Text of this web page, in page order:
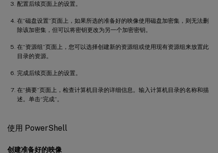
配置后续页面上的设置。
在“磁盘设置”页面上，如果所选的准备好的映像使用磁盘加密集，则无法删
除该加密集，但可以将密钥更改为另一个加密密钥。
在“资源组”页面上，您可以选择创建新的资源组或使用现有资源组来放置此
目录的资源。
完成后续页面上的设置。
在“摘要”页面上，检查计算机目录的详细信息。输入计算机目录的名称和描
述。单击“完成”。
使用 PowerShell
创建准备好的映像